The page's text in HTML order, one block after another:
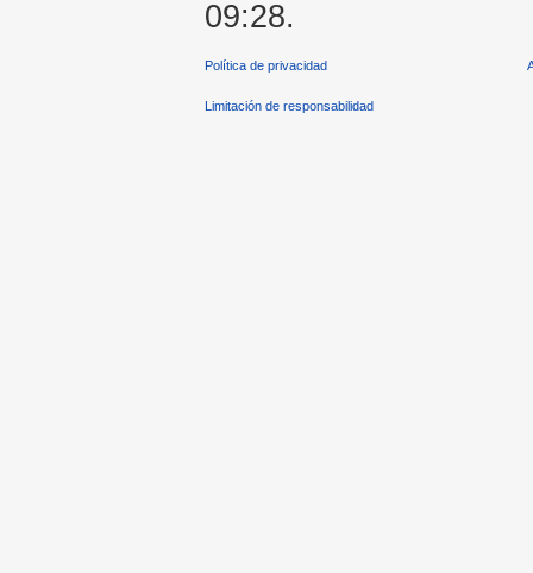
09:28.
Política de privacidad
Limitación de responsabilidad